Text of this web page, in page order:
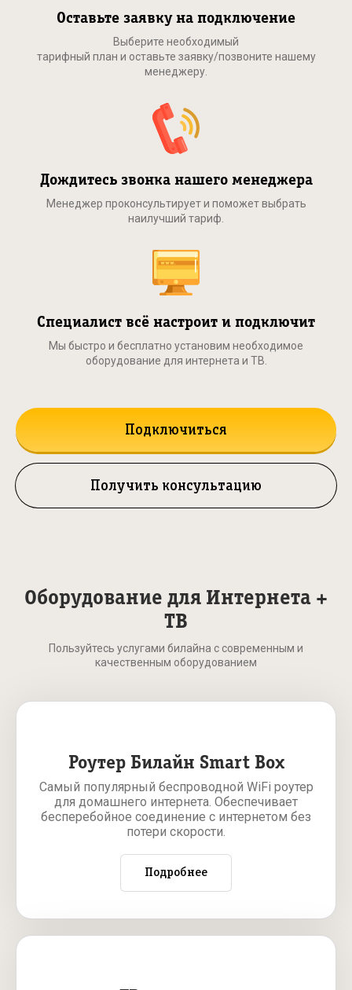
Оставьте заявку на подключение
Выберите необходимый
тарифный план и оставьте заявку/позвоните нашему
менеджеру.
Дождитесь звонка нашего менеджера
Менеджер проконсультирует и поможет выбрать
наилучший тариф.
Специалист всё настроит и подключит
Мы быстро и бесплатно установим необходимое
оборудование для интернета и ТВ.
Подключиться
Получить консультацию
Оборудование для Интернета +
ТВ
Пользуйтесь услугами билайна с современным и
качественным оборудованием
Роутер Билайн Smart Box
Самый популярный беспроводной WiFi роутер
для домашнего интернета. Обеспечивает
бесперебойное соединение с интернетом без
потери скорости.
Подробнее